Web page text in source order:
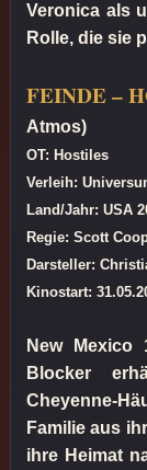
Veronica als
Rolle, die sie
FEINDE –
Atmos)
OT: Hostiles
Verleih:
Land/Jahr: USA
Regie: Scott
Darsteller:
Kinostart:
New Mexico
Blocker
Cheyenne-
Familie aus
ihre Heimat